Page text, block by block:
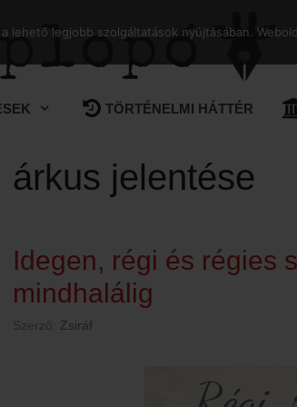
TÖRTÉNELMI HÁTTÉR
árkus jelentése
Idegen, régi és régies
mindhalálig
Szerző: Zsiráf
legjobb szolgáltatások nyújtásában.